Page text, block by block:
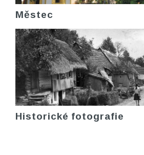
Městec
Historické fotografie